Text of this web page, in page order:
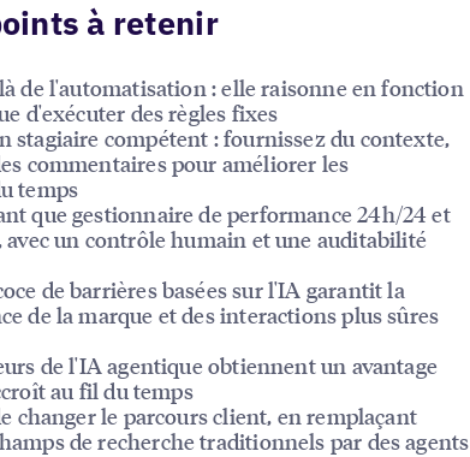
à retenir
de l'automatisation : elle raisonne en fonction
d'exécuter des règles fixes
stagiaire compétent : fournissez du contexte,
commentaires pour améliorer les
temps
que gestionnaire de performance 24h/24 et
avec un contrôle humain et une auditabilité
de barrières basées sur l'IA garantit la
de la marque et des interactions plus sûres
de l'IA agentique obtiennent un avantage
au fil du temps
changer le parcours client, en remplaçant
de recherche traditionnels par des agents